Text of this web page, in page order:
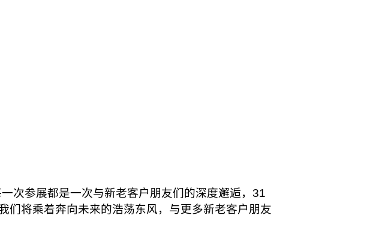
次参展都是一次与新老客户朋友们的深度邂逅，31
们将乘着奔向未来的浩荡东风，与更多新老客户朋友